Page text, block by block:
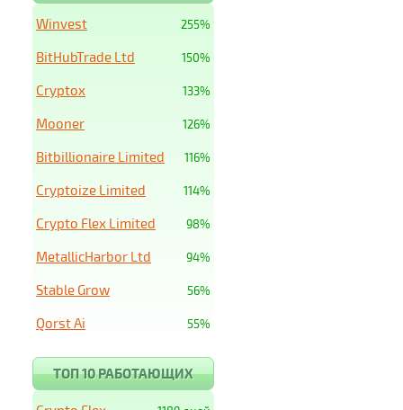
255%
Winvest
150%
BitHubTrade Ltd
133%
Cryptox
126%
Mooner
116%
Bitbillionaire Limited
114%
Cryptoize Limited
98%
Crypto Flex Limited
94%
MetallicHarbor Ltd
56%
Stable Grow
55%
Qorst Ai
ТОП 10 РАБОТАЮЩИХ